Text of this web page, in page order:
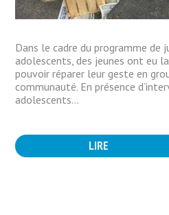
Dans le cadre du programme de
adolescents, des jeunes ont eu
pouvoir réparer leur geste en
communauté. En présence
adolescents...
LIRE